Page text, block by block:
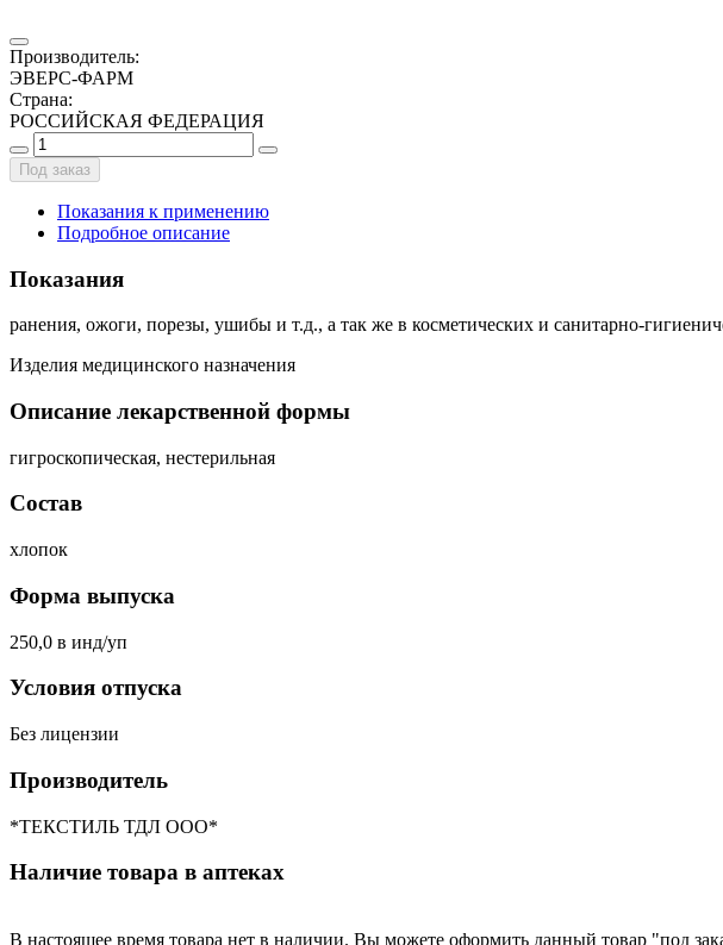
Производитель:
ЭВЕРС-ФАРМ
Страна:
РОССИЙСКАЯ ФЕДЕРАЦИЯ
Под заказ
Показания к применению
Подробное описание
Показания
ранения, ожоги, порезы, ушибы и т.д., а так же в косметических и санитарно-
Изделия медицинского назначения
Описание лекарственной формы
гигроскопическая, нестерильная
Состав
хлопок
Форма выпуска
250,0 в инд/уп
Условия отпуска
Без лицензии
Производитель
*ТЕКСТИЛЬ ТДЛ ООО*
Наличие товара в аптеках
В настоящее время товара нет в наличии. Вы можете оформить данный товар "под